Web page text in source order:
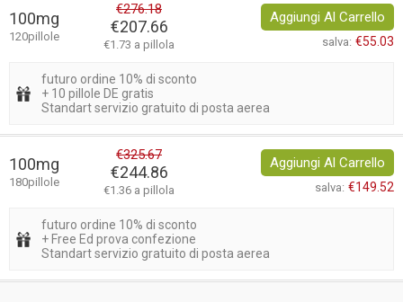
100mg
120pillole
€276.18
€207.66
€1.73 a pillola
Aggiungi Al Carrello
salva: €55.03
futuro ordine 10% di sconto
+ 10 pillole DE gratis
Standart servizio gratuito di posta aerea
100mg
180pillole
€325.67
€244.86
€1.36 a pillola
Aggiungi Al Carrello
salva: €149.52
futuro ordine 10% di sconto
+ Free Ed prova confezione
Standart servizio gratuito di posta aerea